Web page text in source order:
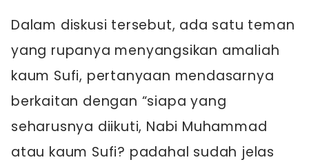
Dalam diskusi tersebut, ada satu teman
yang rupanya menyangsikan amaliah
kaum Sufi, pertanyaan mendasarnya
berkaitan dengan “siapa yang
seharusnya diikuti, Nabi Muhammad
atau kaum Sufi? padahal sudah jelas